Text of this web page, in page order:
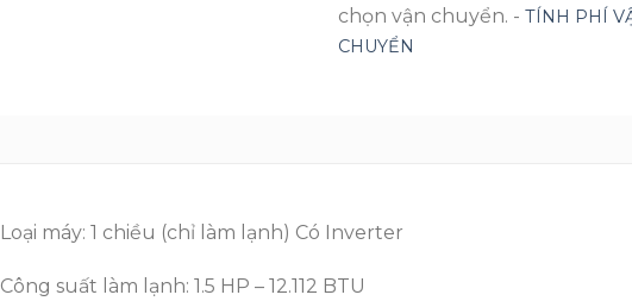
chọn vận chuyển. - TÍNH PHÍ
CHUYỂN
Loại máy: 1 chiều (chỉ làm lạnh) Có Inverter
Công suất làm lạnh: 1.5 HP – 12.112 BTU